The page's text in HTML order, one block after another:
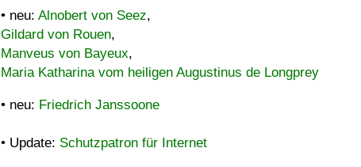
• neu: Alnobert von Seez,
Gildard von Rouen,
Manveus von Bayeux,
Maria Katharina vom heiligen Augustinus de Longprey
• neu: Friedrich Janssoone
• Update: Schutzpatron für Internet